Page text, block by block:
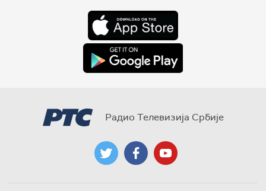
Радио Телевизија Србије